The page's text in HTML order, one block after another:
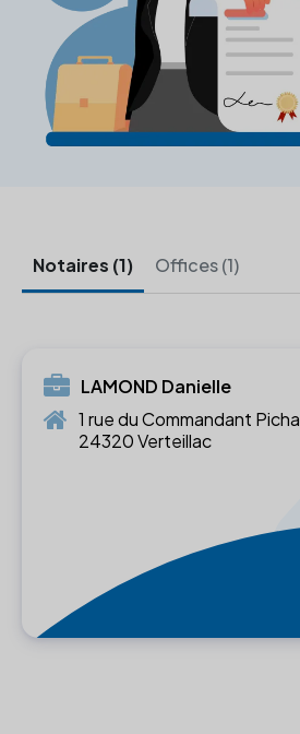
Notaires (1) Offices (1)
LAMOND Danielle
1 rue du Commandant
24320 Verteillac